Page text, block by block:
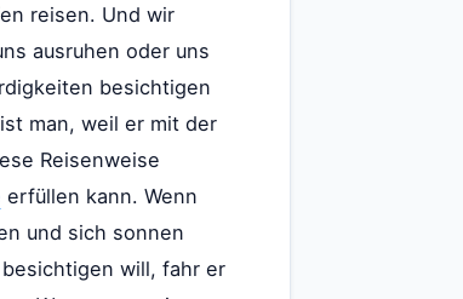
reisen. Und wir
ausruhen oder uns
besichtigen
man, weil er mit der
Reisenweise
erfüllen kann. Wenn
und sich sonnen
will, fahr er